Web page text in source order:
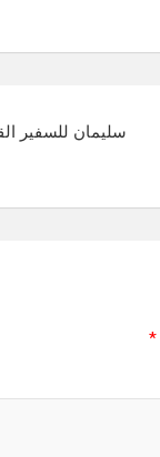
سليمان للسفير
*